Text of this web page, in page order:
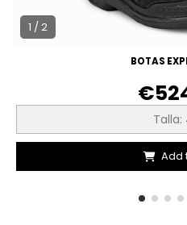
1 / 2
BOTAS
Talla:
Add